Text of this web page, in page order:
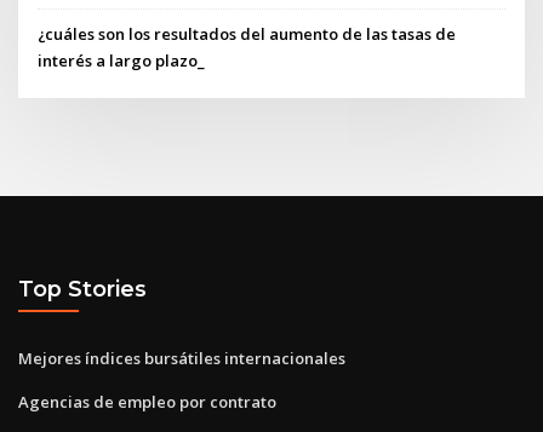
¿cuáles son los resultados del aumento de las tasas de
interés a largo plazo_
Top Stories
Mejores índices bursátiles internacionales
Agencias de empleo por contrato